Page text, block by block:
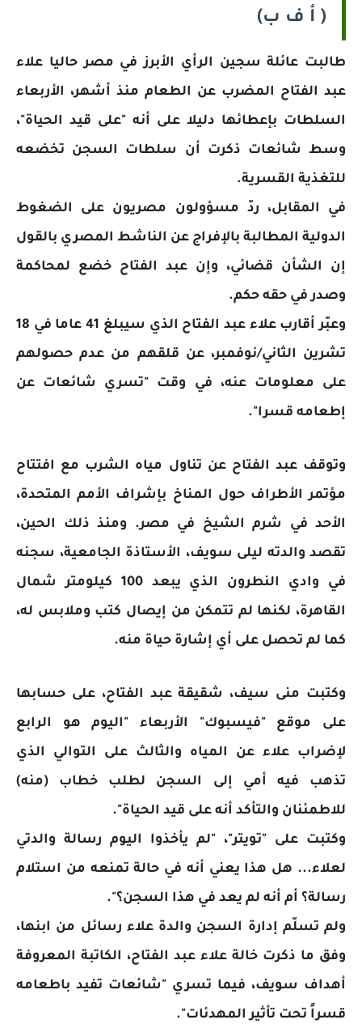
( أ ف ب)
طالبت عائلة سجين الرأي الأبرز في مصر حاليا علاء
عبد الفتاح المضرب عن الطعام منذ أشهر، الأربعاء
السلطات بإعطائها دليلا على أنه "على قيد الحياة"،
وسط شائعات ذكرت أن سلطات السجن تخضعه
للتغذية القسرية.
في المقابل، ردّ مسؤولون مصريون على الضغوط
الدولية المطالبة بالإفراج عن الناشط المصري بالقول
إن الشأن قضائي، وإن عبد الفتاح خضع لمحاكمة
وصدر في حقه حكم.
وعبّر أقارب علاء عبد الفتاح الذي سيبلغ 41 عاما في 18
تشرين الثاني/نوفمبر، عن قلقهم من عدم حصولهم
على معلومات عنه، في وقت "تسري شائعات عن
إطعامه قسرا".
وتوقف عبد الفتاح عن تناول مياه الشرب مع افتتاح
مؤتمر الأطراف حول المناخ بإشراف الأمم المتحدة،
الأحد في شرم الشيخ في مصر. ومنذ ذلك الحين،
تقصد والدته ليلى سويف، الأستاذة الجامعية، سجنه
في وادي النطرون الذي يبعد 100 كيلومتر شمال
القاهرة، لكنها لم تتمكن من إيصال كتب وملابس له،
كما لم تحصل على أي إشارة حياة منه.
وكتبت منى سيف، شقيقة عبد الفتاح، على حسابها
على موقع "فيسبوك" الأربعاء "اليوم هو الرابع
لإضراب علاء عن المياه والثالث على التوالي الذي
تذهب فيه أمي إلى السجن لطلب خطاب (منه)
للاطمئنان والتأكد أنه على قيد الحياة".
وكتبت على "تويتر"، "لم يأخذوا اليوم رسالة والدتي
لعلاء... هل هذا يعني أنه في حالة تمنعه من استلام
رسالة؟ أم أنه لم يعد في هذا السجن؟".
ولم تسلّم إدارة السجن والدة علاء رسائل من ابنها،
وفق ما ذكرت خالة علاء عبد الفتاح، الكاتبة المعروفة
أهداف سويف، فيما تسري "شائعات تفيد باطعامه
قسراً تحت تأثير المهدئات".